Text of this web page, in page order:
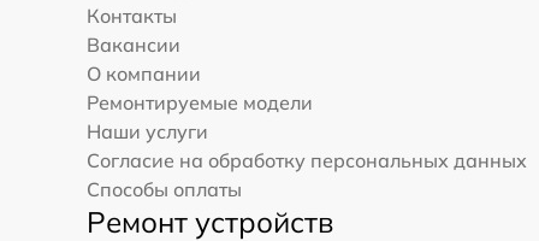
Контакты
Вакансии
О компании
Ремонтируемые модели
Наши услуги
Согласие на обработку персональных данных
Способы оплаты
Ремонт устройств